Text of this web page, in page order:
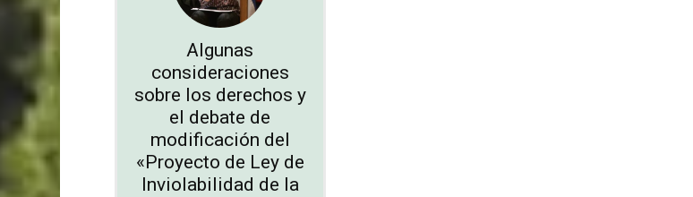
Algunas
consideraciones
sobre los derechos y
el debate de
modificación del
«Proyecto de Ley de
Inviolabilidad de la